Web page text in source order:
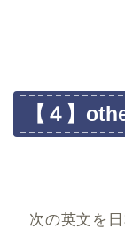
【４】
次の英文を